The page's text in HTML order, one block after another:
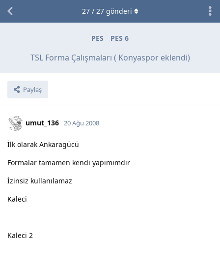
PES PES 6
TSL Forma Çalışmaları ( Konyaspor eklendi)
Paylaş
27/ 27gönderi
umut_136 20 Ağu 2008
İlk olarak Ankaragücü
Formalar tamamen kendi yapımımdır
İzinsiz kullanılamaz
Kaleci
Kaleci 2